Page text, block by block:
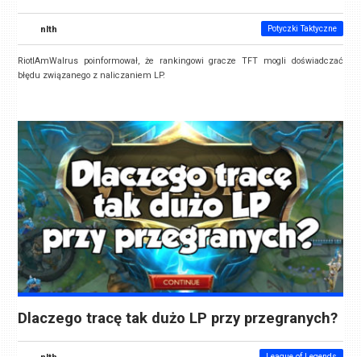
nlth Potyczki Taktyczne
RiotIAmWalrus poinformował, że rankingowi gracze TFT mogli doświadczać
błędu związanego z naliczaniem LP.
Dlaczego tracę tak dużo LP przy przegranych?